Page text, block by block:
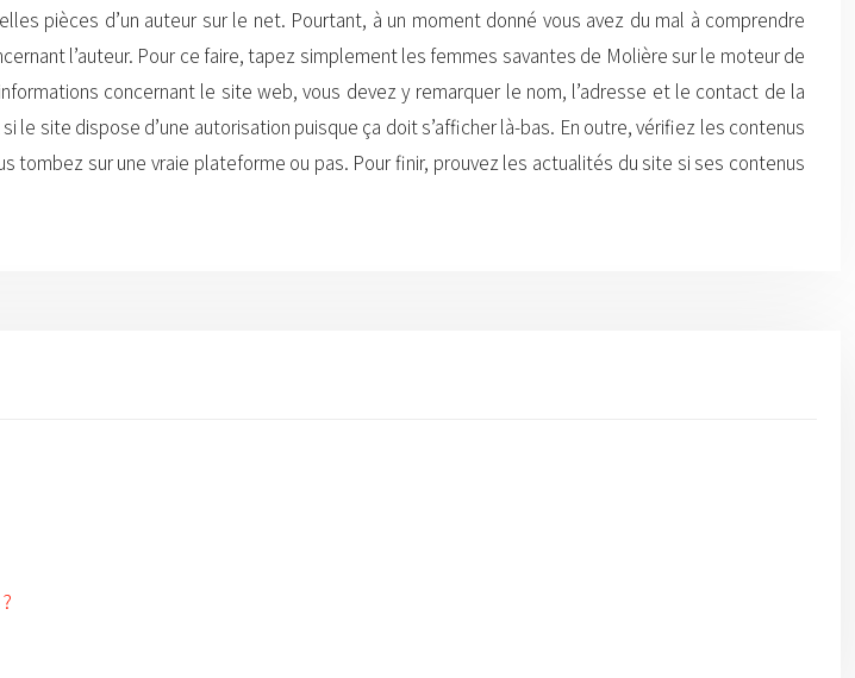
pièces d’un auteur sur le net. Pourtant, à un moment donné vous avez du mal à comprendre
l’auteur. Pour ce faire, tapez simplement les femmes savantes de Molière sur le moteur de
concernant le site web, vous devez y remarquer le nom, l’adresse et le contact de la
site dispose d’une autorisation puisque ça doit s’afficher là-bas. En outre, vérifiez les contenus
sur une vraie plateforme ou pas. Pour finir, prouvez les actualités du site si ses contenus